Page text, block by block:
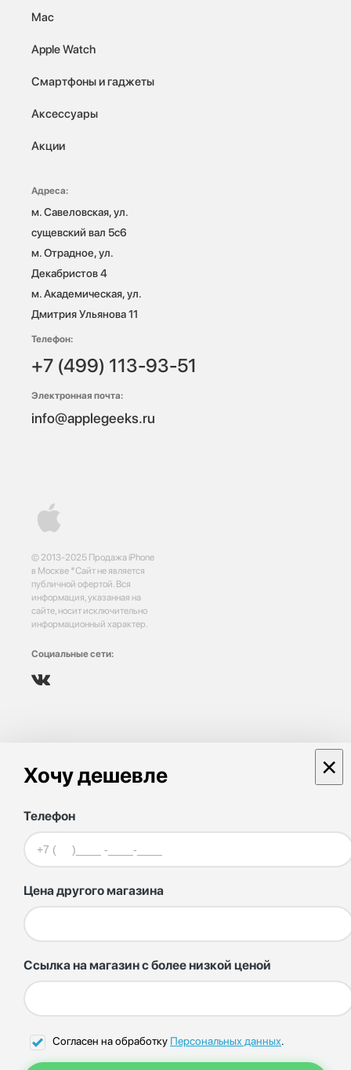
© 2013-2025 Продажа iPhone
в Москве *Сайт не является
публичной офертой. Вся
информация, указанная на
сайте, носит исключительно
информационный характер.
Социальные сети:
Mac
Apple Watch
Смартфоны и гаджеты
Аксессуары
Акции
Адреса:
м. Савеловская, ул.
сущевский вал 5с6
м. Отрадное, ул.
Декабристов 4
м. Академическая, ул.
Дмитрия Ульянова 11
Телефон:
+7 (499) 113-93-51
Электронная почта:
info@applegeeks.ru
Хочу дешевле ×
Телефон
Цена другого магазина
Ссылка на магазин с более низкой ценой
Согласен на обработку Персональных данных.